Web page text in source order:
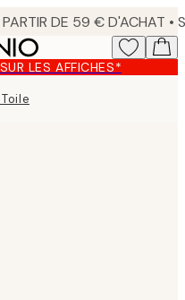
LES AFFICHES*